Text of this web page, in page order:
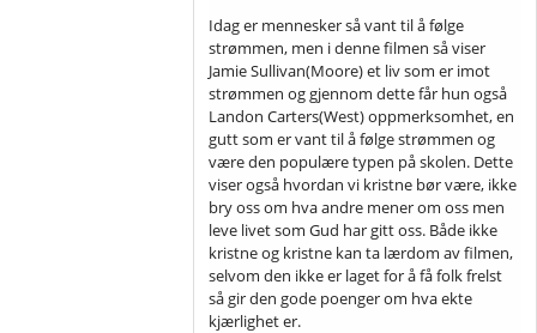
Idag er mennesker så vant til å følge
strømmen, men i denne filmen så viser
Jamie Sullivan(Moore) et liv som er imot
strømmen og gjennom dette får hun også
Landon Carters(West) oppmerksomhet, en
gutt som er vant til å følge strømmen og
være den populære typen på skolen. Dette
viser også hvordan vi kristne bør være, ikke
bry oss om hva andre mener om oss men
leve livet som Gud har gitt oss. Både ikke
kristne og kristne kan ta lærdom av filmen,
selvom den ikke er laget for å få folk frelst
så gir den gode poenger om hva ekte
kjærlighet er.